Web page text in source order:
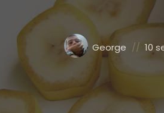
Posted
by:
George
on
10